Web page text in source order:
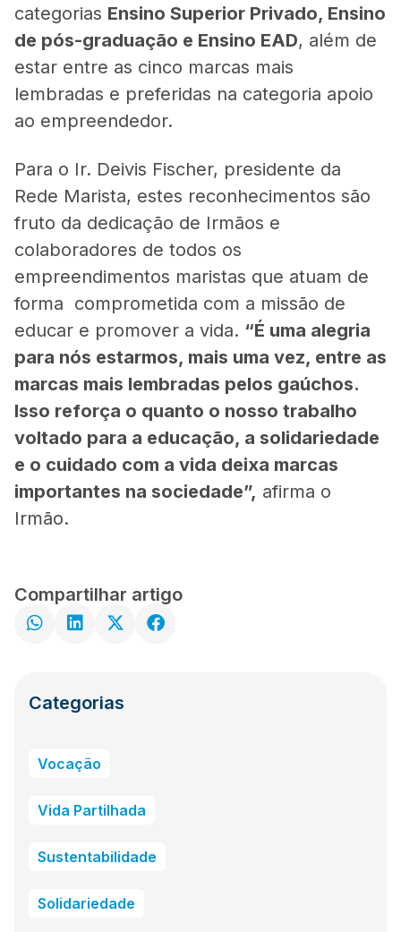
categorias Ensino Superior Privado, Ensino
de pós-graduação e Ensino EAD, além de
estar entre as cinco marcas mais
lembradas e preferidas na categoria apoio
ao empreendedor.
Para o Ir. Deivis Fischer, presidente da
Rede Marista, estes reconhecimentos são
fruto da dedicação de Irmãos e
colaboradores de todos os
empreendimentos maristas que atuam de
forma comprometida com a missão de
educar e promover a vida. “É uma alegria
para nós estarmos, mais uma vez, entre as
marcas mais lembradas pelos gaúchos.
Isso reforça o quanto o nosso trabalho
voltado para a educação, a solidariedade
e o cuidado com a vida deixa marcas
importantes na sociedade”, afirma o
Irmão.
Compartilhar artigo
Categorias
Vocação
Vida Partilhada
Sustentabilidade
Solidariedade